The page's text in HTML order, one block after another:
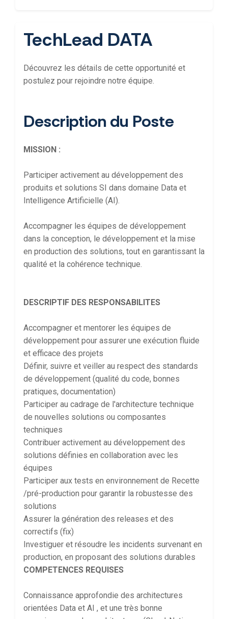
TechLead DATA
Découvrez les détails de cette opportunité et
postulez pour rejoindre notre équipe.
Description du Poste
MISSION :
Participer activement au développement des
produits et solutions SI dans domaine Data et
Intelligence Artificielle (AI).
Accompagner les équipes de développement
dans la conception, le développement et la mise
en production des solutions, tout en garantissant la
qualité et la cohérence technique.
DESCRIPTIF DES RESPONSABILITES
Accompagner et mentorer les équipes de
développement pour assurer une exécution fluide
et efficace des projets
Définir, suivre et veiller au respect des standards
de développement (qualité du code, bonnes
pratiques, documentation)
Participer au cadrage de l'architecture technique
de nouvelles solutions ou composantes
techniques
Contribuer activement au développement des
solutions définies en collaboration avec les
équipes
Participer aux tests en environnement de Recette
/pré-production pour garantir la robustesse des
solutions
Assurer la génération des releases et des
correctifs (fix)
Investiguer et résoudre les incidents survenant en
production, en proposant des solutions durables
COMPETENCES REQUISES
Connaissance approfondie des architectures
orientées Data et AI , et une très bonne